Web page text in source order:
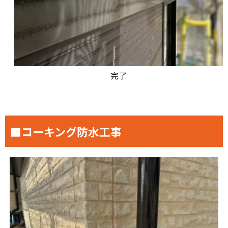
完了
■コーキング防水工事